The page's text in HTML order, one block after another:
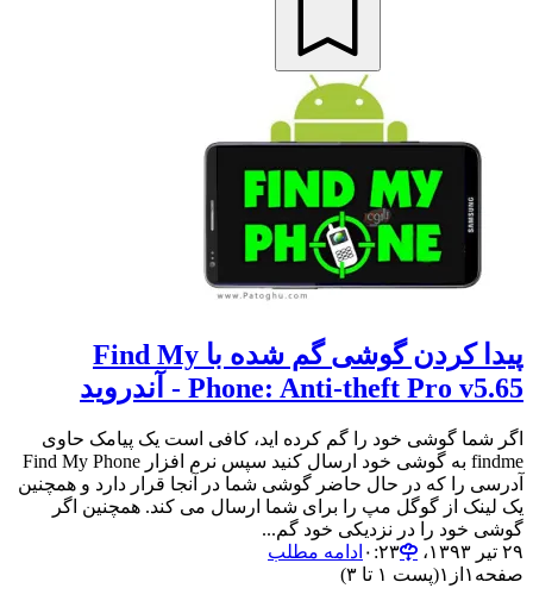
پیدا کردن گوشی گم شده با Find My
Phone: Anti-theft Pro v5.65 - آندروید
اگر شما گوشی خود را گم کرده اید، کافی است یک پیامک حاوی
findme به گوشی خود ارسال کنید سپس نرم افزار Find My Phone
آدرسی را که در حال حاضر گوشی شما در آنجا قرار دارد و همچنین
یک لینک از گوگل مپ را برای شما ارسال می کند. همچنین اگر
گوشی خود را در نزدیکی خود گم...
۲۹ تیر ۱۳۹۳،‏ ۰:۲۳
ادامه مطلب
صفحه ۱ از ۱(پست ۱ تا ۳)